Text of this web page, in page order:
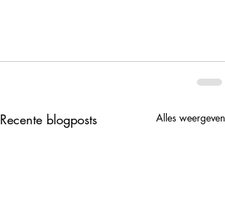
Recente blogposts Alles weergeven